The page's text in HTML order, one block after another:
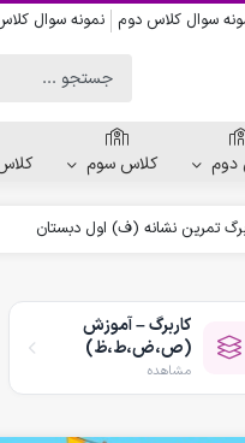
سوال کلاس دوم نمونه سوال
دوم کلاس سوم
تمرین نشانه (ف) اول دبستان
کاربرگ – آموزش
(ص،ض،ط،ظ)
مشاهده